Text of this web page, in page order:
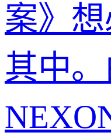
案》想
其中